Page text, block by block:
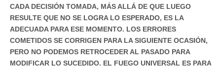
CADA DECISIÓN TOMADA, MÁS ALLÁ DE QUE LUEGO
RESULTE QUE NO SE LOGRA LO ESPERADO, ES LA
ADECUADA PARA ESE MOMENTO. LOS ERRORES
COMETIDOS SE CORRIGEN PARA LA SIGUIENTE OCASIÓN,
PERO NO PODEMOS RETROCEDER AL PASADO PARA
MODIFICAR LO SUCEDIDO. EL FUEGO UNIVERSAL ES PARA